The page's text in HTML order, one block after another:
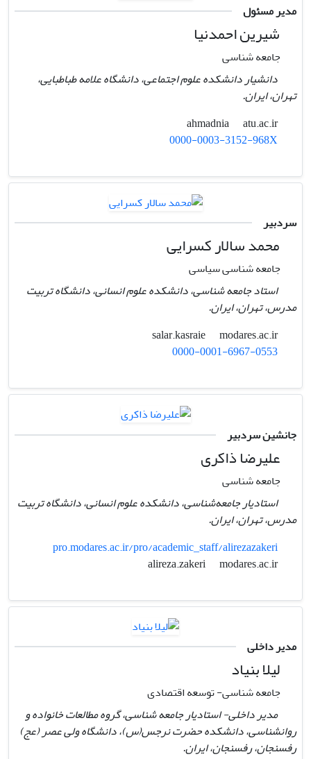
مدیر مسئول
شیرین احمدنیا
جامعه شناسی
دانشیار دانشکده علوم اجتماعی، دانشگاه علامه طباطبایی،
تهران، ایران.
ahmadnia
atu.ac.ir
0000-0003-3152-968X
سردبیر
محمد سالار کسرایی
جامعه شناسی سیاسی
استاد جامعه شناسی، دانشکده علوم انسانی، دانشگاه تربیت
مدرس، تهران، ایران.
salar.kasraie
modares.ac.ir
0000-0001-6967-0553
جانشین سردبیر
علیرضا ذاکری
جامعه شناسی
استادیار جامعه‌شناسی، دانشکده علوم انسانی، دانشگاه تربیت
مدرس، تهران، ایران.
pro.modares.ac.ir/pro/academic_staff/alirezazakeri
alireza.zakeri
modares.ac.ir
مدیر داخلی
لیلا بنیاد
جامعه شناسی- توسعه اقتصادی
مدیر داخلی- استادیار جامعه شناسی، گروه مطالعات خانواده و
روانشناسی، دانشکده حضرت نرجس(س)، دانشگاه ولی عصر (عج)
رفسنجان، رفسنجان، ایران.